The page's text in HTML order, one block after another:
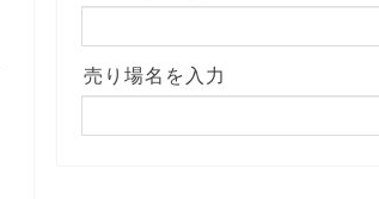
売り場名を入力